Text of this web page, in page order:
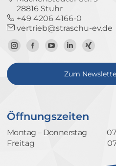
28816 Stuhr
+49 4206 4166-0
vertrieb@straschu-ev.de
Zum
Instagram-
Zur
Facebook-
Zum
YouTube-
Kanal
Zum
LinkedIn-
Profil
Zum
Xing-
Profil
Zum
Öffnungszeiten
Montag – Donnerstag
Freitag